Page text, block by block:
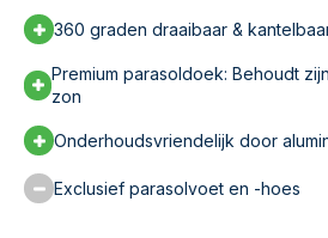
360 graden draaibaar &
Premium parasoldoek: Behoudt
zon
Onderhoudsvriendelijk door
Exclusief parasolvoet en -hoes